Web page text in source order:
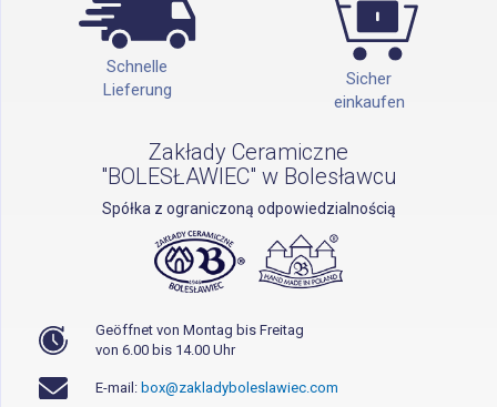
Schnelle
Lieferung
Sicher
einkaufen
Zakłady Ceramiczne
"BOLESŁAWIEC" w Bolesławcu
Spółka z ograniczoną odpowiedzialnością
Geöffnet von Montag bis Freitag
von 6.00 bis 14.00 Uhr
E-mail: box@zakladyboleslawiec.com